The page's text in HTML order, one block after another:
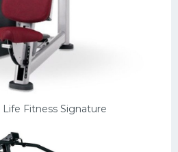
Fitness Signature